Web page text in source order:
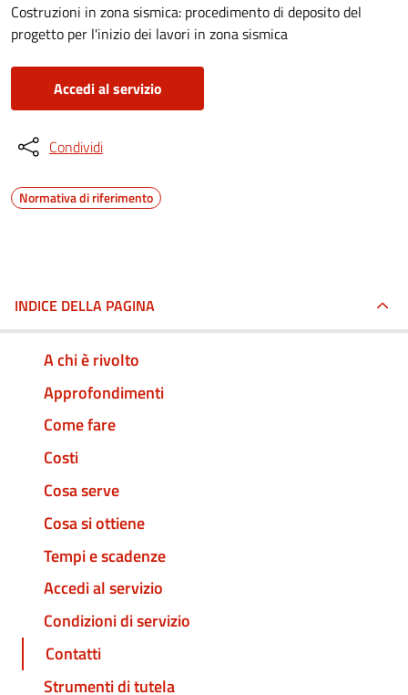
Costruzioni in zona sismica: procedimento di deposito del
progetto per l'inizio dei lavori in zona sismica
Accedi al servizio
Condividi
Normativa di riferimento
INDICE DELLA PAGINA
A chi è rivolto
Approfondimenti
Come fare
Costi
Cosa serve
Cosa si ottiene
Tempi e scadenze
Accedi al servizio
Condizioni di servizio
Contatti
Strumenti di tutela